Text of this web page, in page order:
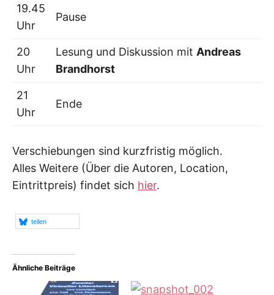
19.45
Uhr
Pause
20
Uhr
Lesung und Diskussion mit Andreas
Brandhorst
21
Uhr
Ende
Verschiebungen sind kurzfristig möglich.
Alles Weitere (Über die Autoren, Location,
Eintrittpreis) findet sich hier.
teilen
Ähnliche Beiträge